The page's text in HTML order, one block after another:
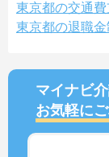
東京都の交通
東京都の退職
マイナビ
お気軽に